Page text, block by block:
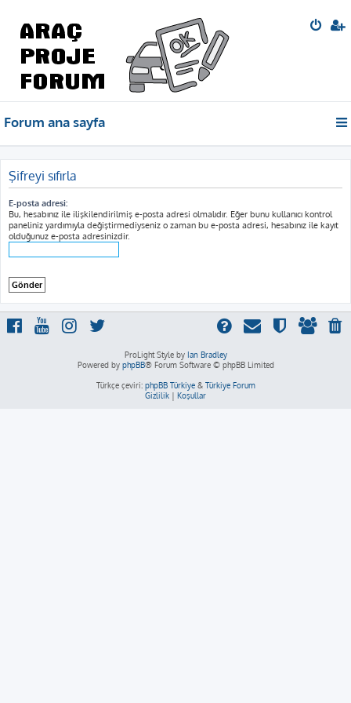
Forum ana sayfa
Şifreyi sıfırla
E-posta adresi:
Bu, hesabınız ile ilişkilendirilmiş e-posta adresi olmalıdır. Eğer bunu kullanıcı kontrol
paneliniz yardımıyla değiştirmediyseniz o zaman bu e-posta adresi, hesabınız ile kayıt
olduğunuz e-posta adresinizdir.
ProLight Style by Ian Bradley
Powered by phpBB® Forum Software © phpBB Limited
Türkçe çeviri: phpBB Türkiye& Türkiye Forum
Gizlilik | Koşullar